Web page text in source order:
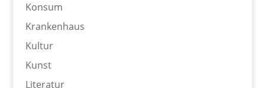
Konsum
Krankenhaus
Kultur
Kunst
Literatur